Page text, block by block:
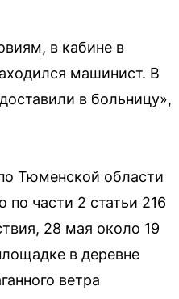
в кабине в
машинист. В
в больницу»,
Тюменской области
по части 2 статьи 216
28 мая около 19
в деревне
ветра